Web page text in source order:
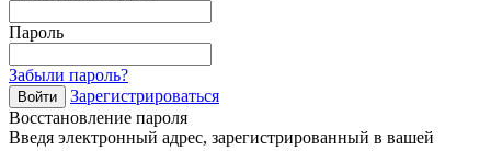
Пароль
Забыли пароль?
Войти
Зарегистрироваться
Восстановление пароля
Введя электронный адрес, зарегистрированный в вашей